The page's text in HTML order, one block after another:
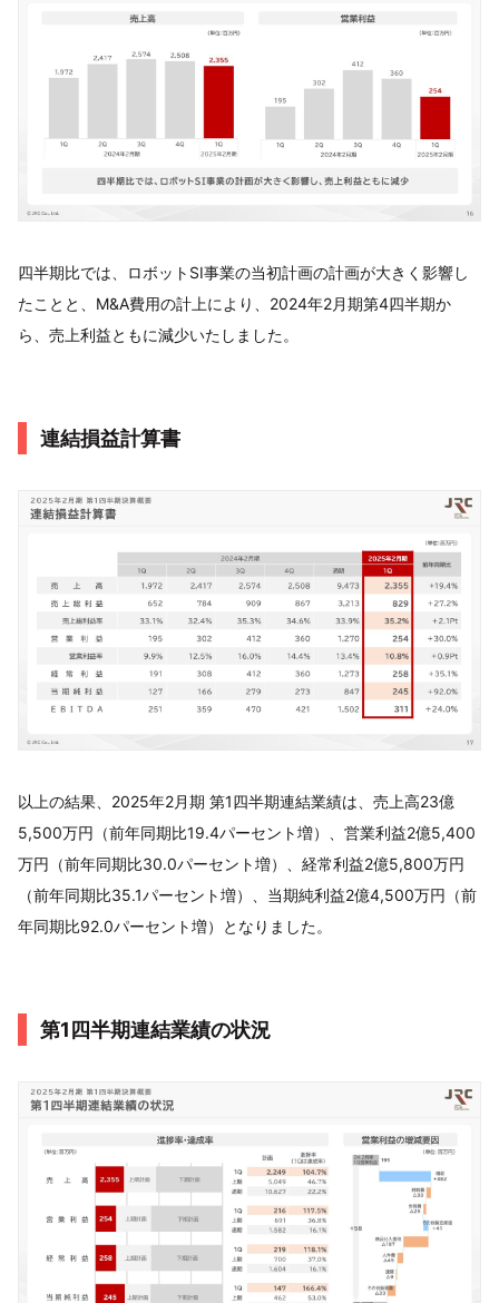
四半期比では、ロボットSI事業の当初計画の計画が大きく影響し
たことと、M&A費用の計上により、2024年2月期第4四半期か
ら、売上利益ともに減少いたしました。
連結損益計算書
以上の結果、2025年2月期 第1四半期連結業績は、売上高23億
5,500万円（前年同期比19.4パーセント増）、営業利益2億5,400
万円（前年同期比30.0パーセント増）、経常利益2億5,800万円
（前年同期比35.1パーセント増）、当期純利益2億4,500万円（前
年同期比92.0パーセント増）となりました。
第1四半期連結業績の状況